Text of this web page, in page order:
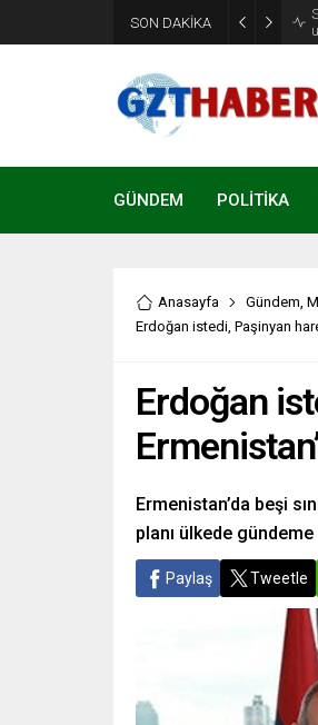
SON DAKİKA
GÜNDEM POLİTİKA
Anasayfa Gündem,
Erdoğan istedi, Paşinyan
Erdoğan
Ermenistan’da beşi
planı ülkede
Paylaş Tweetle